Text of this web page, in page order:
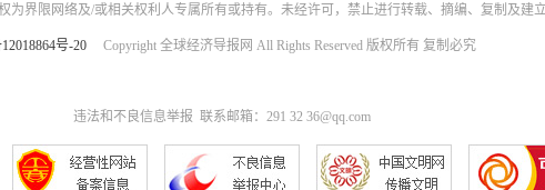
为界限网络及/或相关权利人专属所有或持有。未经许可，禁止进行转载、摘编、复制及建立
号-20 Copyright 全球经济导报网 All Rights Reserved 版权所有 复制必究
违法和不良信息举报 联系邮箱：291 32 36@qq.com